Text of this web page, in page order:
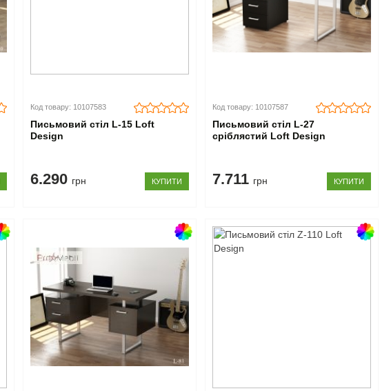
Код товару: 10107583
Письмовий стіл L-15 Loft
Design
6.290 грн КУПИТИ
Код товару: 10107587
Письмовий стіл L-27
сріблястий Loft Design
7.711 грн КУПИТИ